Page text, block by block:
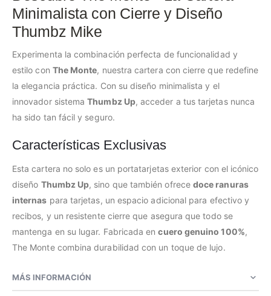
Minimalista con Cierre y Diseño
Thumbz Mike
Experimenta la combinación perfecta de funcionalidad y
estilo con The Monte, nuestra cartera con cierre que redefine
la elegancia práctica. Con su diseño minimalista y el
innovador sistemaThumbz Up, acceder a tus tarjetas nunca
ha sido tan fácil y seguro.
Características Exclusivas
Esta cartera no solo es un portatarjetas exterior con el icónico
diseño Thumbz Up, sino que también ofrece doce ranuras
internas para tarjetas, un espacio adicional para efectivo y
recibos, y un resistente cierre que asegura que todo se
mantenga en su lugar. Fabricada encuero genuino 100%,
The Monte combina durabilidad con un toque de lujo.
MÁS INFORMACIÓN